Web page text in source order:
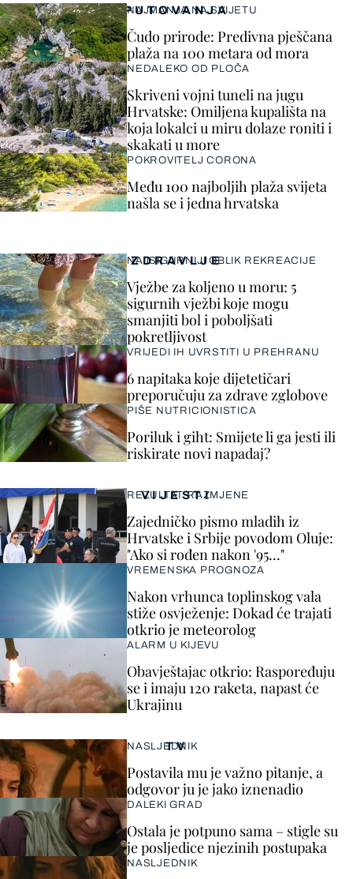
VIJESTI
REZULTAT RAZMJENE
Zajedničko pismo mladih iz
Hrvatske i Srbije povodom Oluje:
"Ako si rođen nakon '95..."
VREMENSKA PROGNOZA
Nakon vrhunca toplinskog vala
stiže osvježenje: Dokad će trajati
otkrio je meteorolog
ALARM U KIJEVU
Obavještajac otkrio: Raspoređuju
se i imaju 120 raketa, napast će
Ukrajinu
ZDRAVLJE
NAJSIGURNIJI OBLIK REKREACIJE
Vježbe za koljeno u moru: 5
sigurnih vježbi koje mogu
smanjiti bol i poboljšati
pokretljivost
VRIJEDI IH UVRSTITI U PREHRANU
6 napitaka koje dijetetičari
preporučuju za zdrave zglobove
PIŠE NUTRICIONISTICA
Poriluk i giht: Smijete li ga jesti ili
riskirate novi napadaj?
TV
NASLJEDNIK
Postavila mu je važno pitanje, a
odgovor ju je jako iznenadio
DALEKI GRAD
Ostala je potpuno sama – stigle su
je posljedice njezinih postupaka
NASLJEDNIK
PUTOVANJA
NAJMANJA NA SVIJETU
Čudo prirode: Predivna pješčana
plaža na 100 metara od mora
NEDALEKO OD PLOČA
Skriveni vojni tuneli na jugu
Hrvatske: Omiljena kupališta na
koja lokalci u miru dolaze roniti i
skakati u more
POKROVITELJ CORONA
Među 100 najboljih plaža svijeta
našla se i jedna hrvatska